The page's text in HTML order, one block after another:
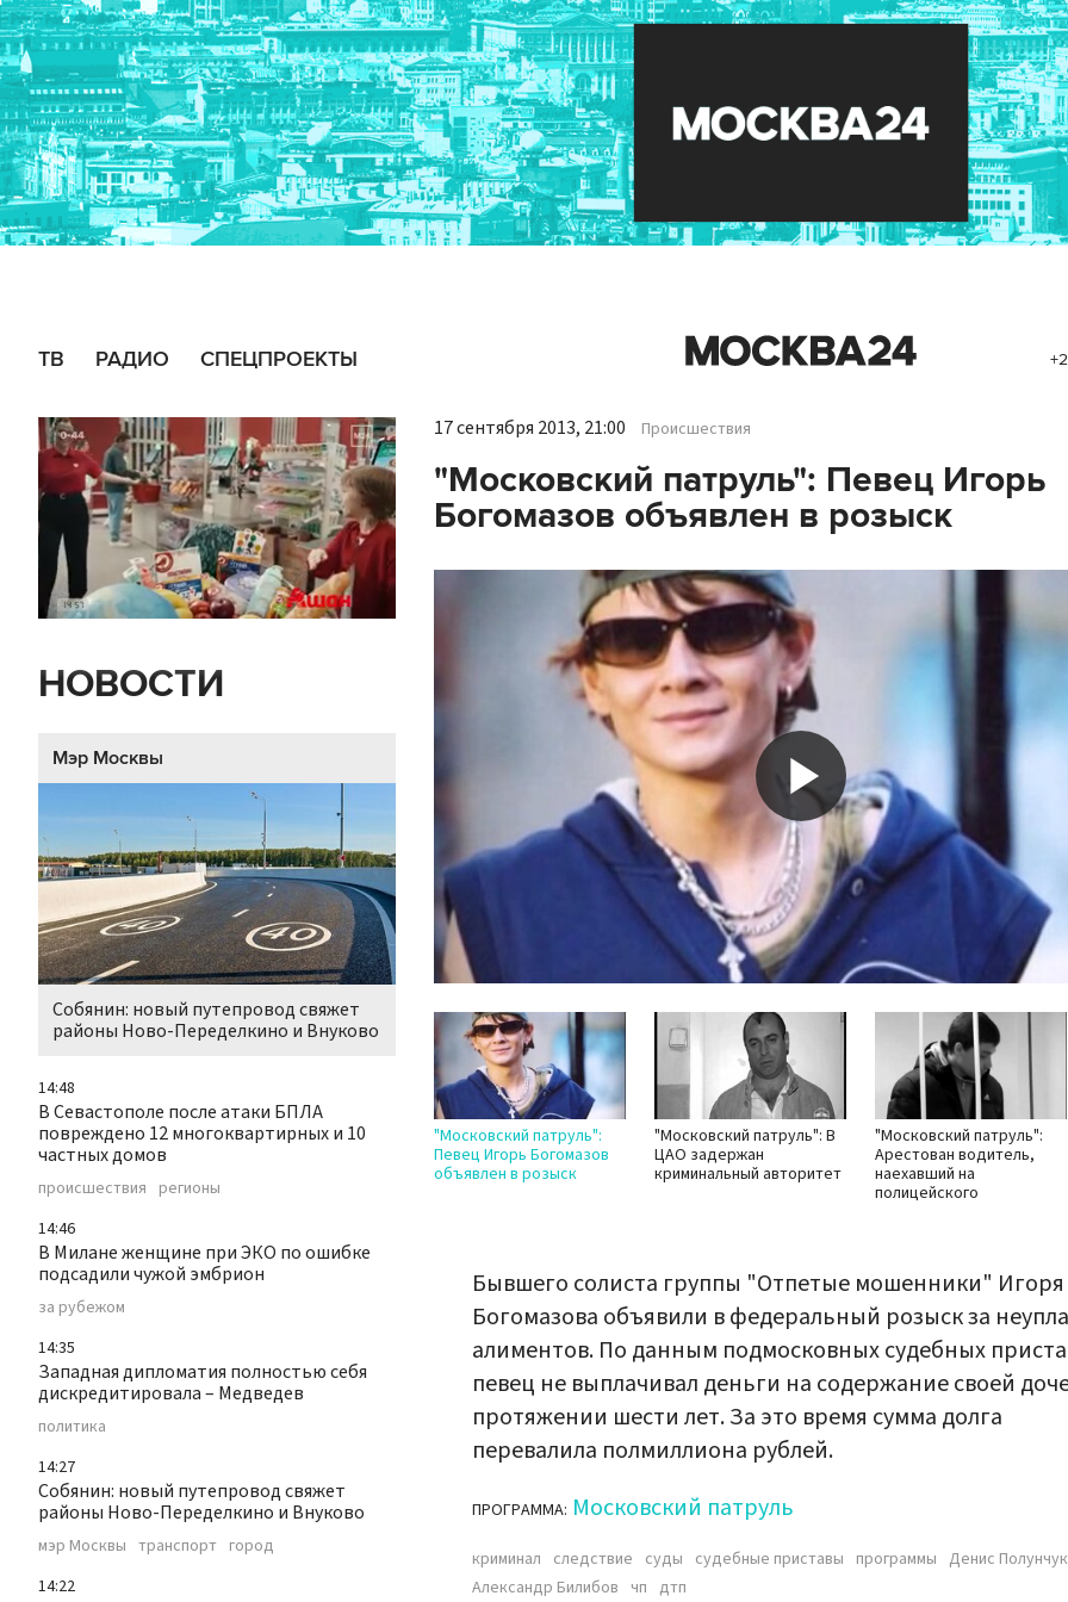
ТВ РАДИО СПЕЦПРОЕКТЫ
НОВОСТИ
Мэр Москвы
Собянин: новый путепровод свяжет
районы Ново-Переделкино и Внуково
14:48
В Севастополе после атаки БПЛА
повреждено 12 многоквартирных и 10
частных домов
происшествия регионы
14:46
В Милане женщине при ЭКО по ошибке
подсадили чужой эмбрион
за рубежом
14:35
Западная дипломатия полностью себя
дискредитировала – Медведев
политика
14:27
Собянин: новый путепровод свяжет
районы Ново-Переделкино и Внуково
мэр Москвы транспорт город
14:22
17 сентября 2013, 21:00 Происшествия
"Московский патруль": Певец Игорь
Богомазов объявлен в розыск
Play
Video
"Московский патруль":
Певец Игорь Богомазов
объявлен в розыск
"Московский патруль": В
ЦАО задержан
криминальный авторитет
"Московский патруль":
Арестован водитель,
наехавший на
полицейского
Бывшего солиста группы "Отпетые мошенники" Игоря
Богомазова объявили в федеральный розыск за
алиментов. По данным подмосковных судебных
певец не выплачивал деньги на содержание своей
протяжении шести лет. За это время сумма долга
перевалила полмиллиона рублей.
ПРОГРАММА: Московский патруль
криминал следствие суды судебные приставы программы Денис
Александр Билибов чп дтп